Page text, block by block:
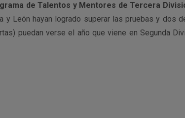
de Talentos y Mentores de Tercera
León hayan logrado superar las pruebas y dos
puedan verse el año que viene en Segunda